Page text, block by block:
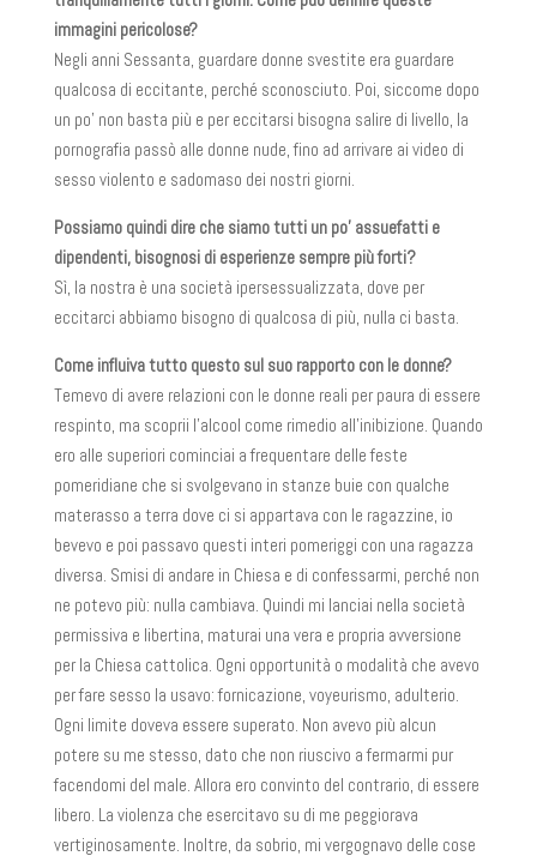
immagini pericolose?
Negli anni Sessanta, guardare donne svestite era guardare
qualcosa di eccitante, perché sconosciuto. Poi, siccome dopo
un po’ non basta più e per eccitarsi bisogna salire di livello, la
pornografia passò alle donne nude, fino ad arrivare ai video di
sesso violento e sadomaso dei nostri giorni.
Possiamo quindi dire che siamo tutti un po’ assuefatti e
dipendenti, bisognosi di esperienze sempre più forti?
Sì, la nostra è una società ipersessualizzata, dove per
eccitarci abbiamo bisogno di qualcosa di più, nulla ci basta.
Come influiva tutto questo sul suo rapporto con le donne?
Temevo di avere relazioni con le donne reali per paura di essere
respinto, ma scoprii l’alcool come rimedio all’inibizione. Quando
ero alle superiori cominciai a frequentare delle feste
pomeridiane che si svolgevano in stanze buie con qualche
materasso a terra dove ci si appartava con le ragazzine, io
bevevo e poi passavo questi interi pomeriggi con una ragazza
diversa. Smisi di andare in Chiesa e di confessarmi, perché non
ne potevo più: nulla cambiava. Quindi mi lanciai nella società
permissiva e libertina, maturai una vera e propria avversione
per la Chiesa cattolica. Ogni opportunità o modalità che avevo
per fare sesso la usavo: fornicazione, voyeurismo, adulterio.
Ogni limite doveva essere superato. Non avevo più alcun
potere su me stesso, dato che non riuscivo a fermarmi pur
facendomi del male. Allora ero convinto del contrario, di essere
libero. La violenza che esercitavo su di me peggiorava
vertiginosamente. Inoltre, da sobrio, mi vergognavo delle cose